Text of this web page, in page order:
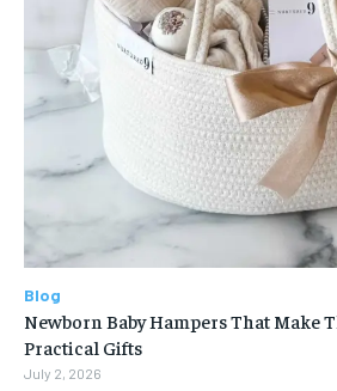
Blog
Newborn Baby Hampers That Make
Practical Gifts
July 2, 2026